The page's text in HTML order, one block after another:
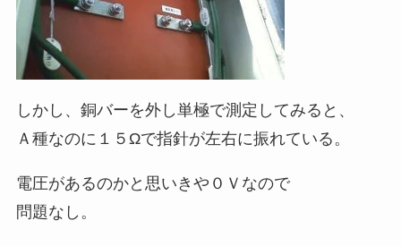
しかし、銅バーを外し単極で測定してみると、
Ａ種なのに１５Ωで指針が左右に振れている。
電圧があるのかと思いきや０Ｖなので
問題なし。